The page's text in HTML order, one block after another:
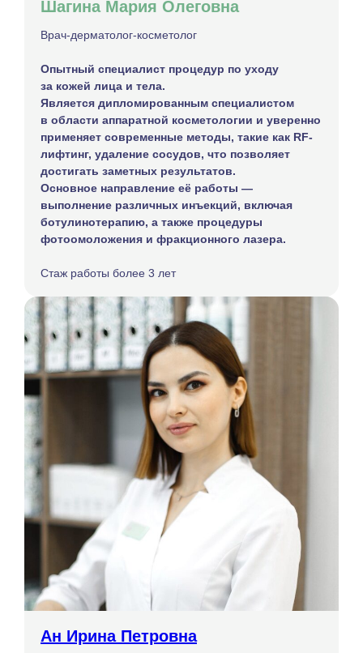
Шагина Мария Олеговна
Врач-дерматолог-косметолог
Опытный специалист процедур по уходу
за кожей лица и тела.
Является дипломированным специалистом
в области аппаратной косметологии и уверенно
применяет современные методы, такие как RF-
лифтинг, удаление сосудов, что позволяет
достигать заметных результатов.
Основное направление её работы —
выполнение различных инъекций, включая
ботулинотерапию, а также процедуры
фотоомоложения и фракционного лазера.
Стаж работы более 3 лет
Ан Ирина Петровна